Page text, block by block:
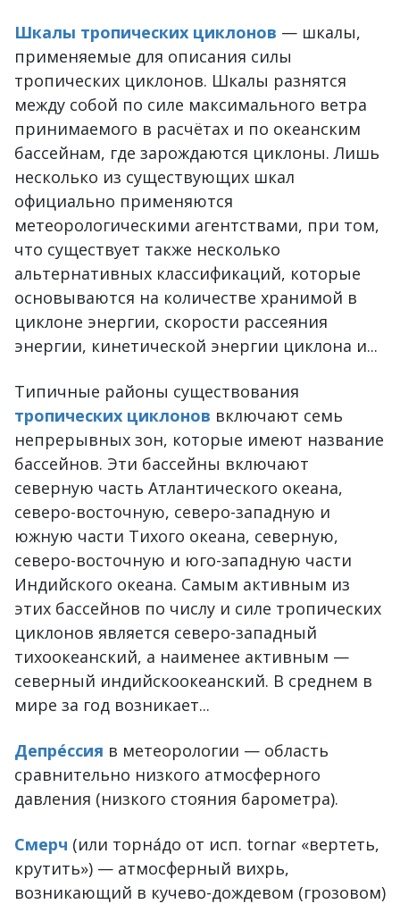
Шкалы тропических циклонов — шкалы,
применяемые для описания силы
тропических циклонов. Шкалы разнятся
между собой по силе максимального ветра
принимаемого в расчётах и по океанским
бассейнам, где зарождаются циклоны. Лишь
несколько из существующих шкал
официально применяются
метеорологическими агентствами, при том,
что существует также несколько
альтернативных классификаций, которые
основываются на количестве хранимой в
циклоне энергии, скорости рассеяния
энергии, кинетической энергии циклона и...
Типичные районы существования
тропических циклонов включают семь
непрерывных зон, которые имеют название
бассейнов. Эти бассейны включают
северную часть Атлантического океана,
северо-восточную, северо-западную и
южную части Тихого океана, северную,
северо-восточную и юго-западную части
Индийского океана. Самым активным из
этих бассейнов по числу и силе тропических
циклонов является северо-западный
тихоокеанский, а наименее активным —
северный индийскоокеанский. В среднем в
мире за год возникает...
Депре́ссия в метеорологии — область
сравнительно низкого атмосферного
давления (низкого стояния барометра).
Смерч (или торна́до от исп. tornar «вертеть,
крутить») — атмосферный вихрь,
возникающий в кучево-дождевом (грозовом)